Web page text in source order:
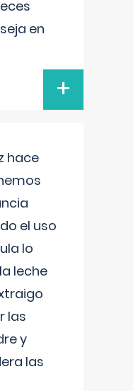
en
+
hace
el uso
lo
leche
las
y
las